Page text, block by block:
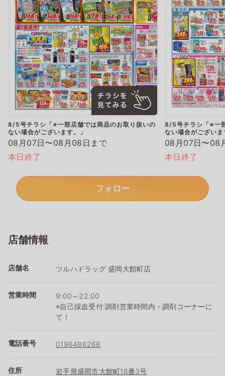
8/5号チラシ「※一部店舗では商品のお取り扱いの
ない場合がございます。」
08月07日〜08月08日まで
本日終了
8/5号チラシ「※一
ない場合がございま
08月07日〜08
本日終了
フォロー
店舗情報
店舗名 ツルハドラッグ 盛岡大館町店
営業時間
9:00～22:00
※自己採血受付:調剤営業時間内・調剤コーナーに
て！
電話番号 0196486268
住所 岩手県盛岡市大館町18番3号